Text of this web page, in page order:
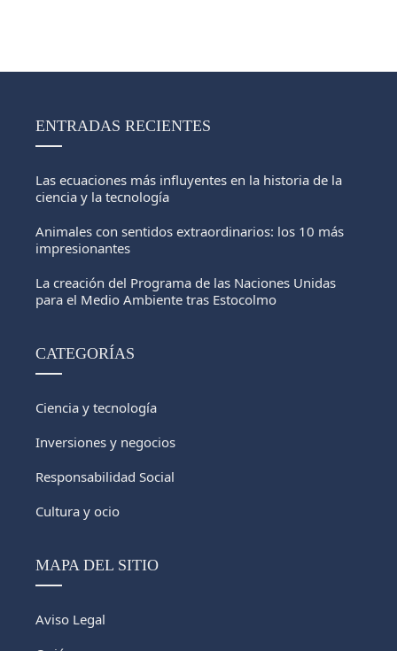
ENTRADAS RECIENTES
Las ecuaciones más influyentes en la historia de la
ciencia y la tecnología
Animales con sentidos extraordinarios: los 10 más
impresionantes
La creación del Programa de las Naciones Unidas
para el Medio Ambiente tras Estocolmo
CATEGORÍAS
Ciencia y tecnología
Inversiones y negocios
Responsabilidad Social
Cultura y ocio
MAPA DEL SITIO
Aviso Legal